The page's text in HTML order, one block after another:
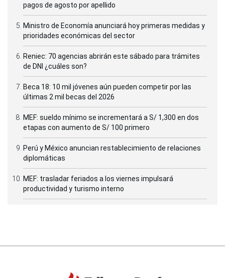
pagos de agosto por apellido
Ministro de Economía anunciará hoy primeras medidas y
prioridades económicas del sector
Reniec: 70 agencias abrirán este sábado para trámites
de DNI ¿cuáles son?
Beca 18: 10 mil jóvenes aún pueden competir por las
últimas 2 mil becas del 2026
MEF: sueldo mínimo se incrementará a S/ 1,300 en dos
etapas con aumento de S/ 100 primero
Perú y México anuncian restablecimiento de relaciones
diplomáticas
MEF: trasladar feriados a los viernes impulsará
productividad y turismo interno